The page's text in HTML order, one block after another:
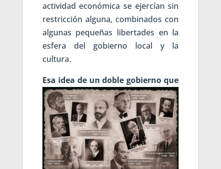
actividad económica se ejercían sin
restricción alguna, combinados con
algunas pequeñas libertades en la
esfera del gobierno local y la
cultura.
Esa idea de un doble gobierno que